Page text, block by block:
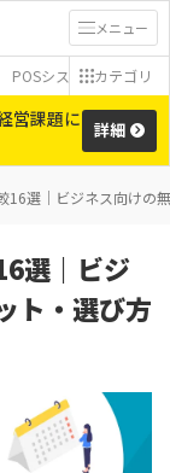
メニュー
POSシステム モバイ
カテゴリ
営課題に
詳細
16選｜ビジネス向けの
選｜ビジ
ト・選び方